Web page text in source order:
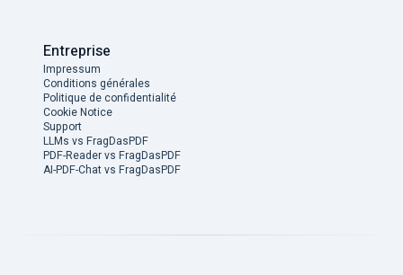
Entreprise
Impressum
Conditions générales
Politique de confidentialité
Cookie Notice
Support
LLMs vs FragDasPDF
PDF-Reader vs FragDasPDF
AI-PDF-Chat vs FragDasPDF